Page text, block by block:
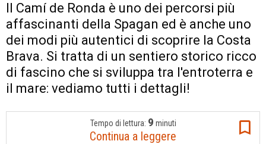
Il Camí de Ronda è uno dei percorsi più
affascinanti della Spagan ed è anche uno
dei modi più autentici di scoprire la Costa
Brava. Si tratta di un sentiero storico ricco
di fascino che si sviluppa tra l'entroterra e
il mare: vediamo tutti i dettagli!
Tempo di lettura: 9 minuti
Continua a leggere